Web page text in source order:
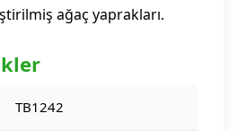
ağaç yaprakları.
TB1242